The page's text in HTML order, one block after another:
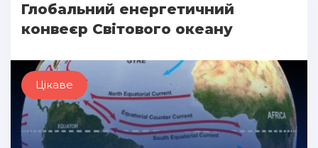
Глобальний енергетичний
конвеєр Світового океану
Цікаве